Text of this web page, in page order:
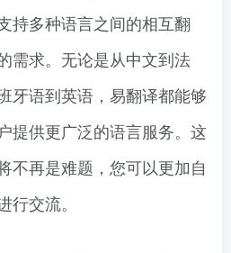
持多种语言之间的相互翻
需求。无论是从中文到法
牙语到英语，易翻译都能够
提供更广泛的语言服务。这
不再是难题，您可以更加自
交流。